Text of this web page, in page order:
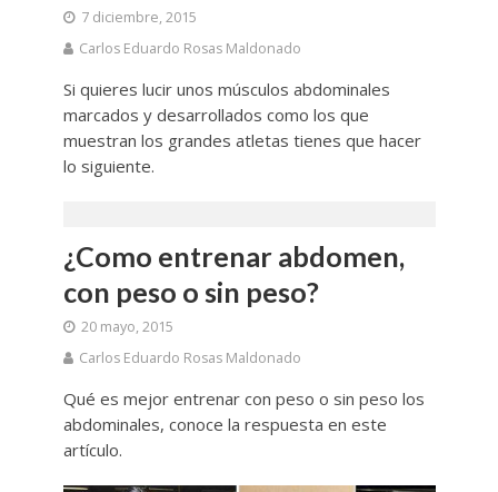
7 diciembre, 2015
Carlos Eduardo Rosas Maldonado
Si quieres lucir unos músculos abdominales
marcados y desarrollados como los que
muestran los grandes atletas tienes que hacer
lo siguiente.
¿Como entrenar abdomen,
con peso o sin peso?
20 mayo, 2015
Carlos Eduardo Rosas Maldonado
Qué es mejor entrenar con peso o sin peso los
abdominales, conoce la respuesta en este
artículo.